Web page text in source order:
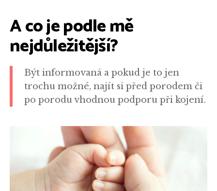
A co je podle mě
nejdůležitější?
Být informovaná a pokud je to jen
trochu možné, najít si před porodem či
po porodu vhodnou podporu při kojení.